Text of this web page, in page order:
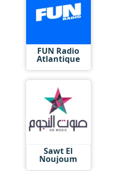
FUN Radio
Atlantique
Sawt El
Noujoum